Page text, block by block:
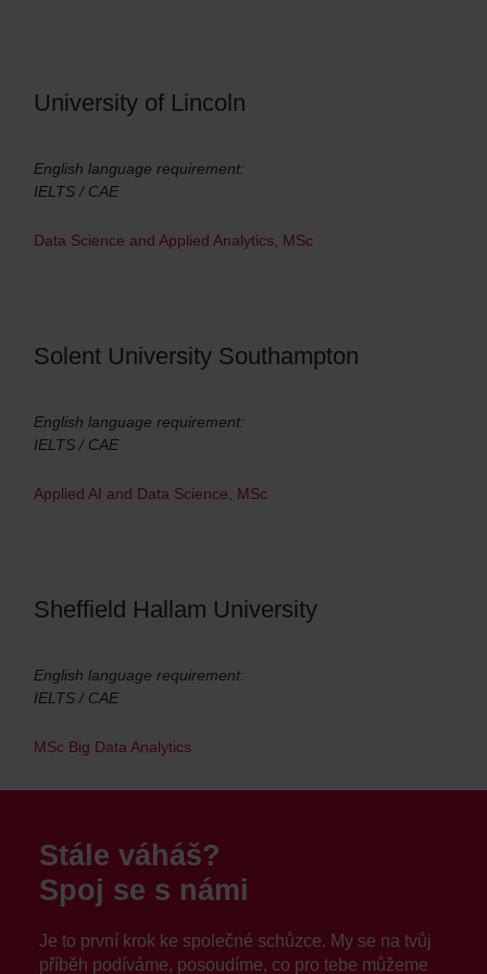
University of Lincoln
English language requirement:
IELTS / CAE
Data Science and Applied Analytics, MSc
Solent University Southampton
English language requirement:
IELTS / CAE
Applied AI and Data Science, MSc
Sheffield Hallam University
English language requirement:
IELTS / CAE
MSc Big Data Analytics
Stále váháš?
Spoj se s námi
Je to první krok ke společné schůzce. My se na tvůj
příběh podíváme, posoudíme, co pro tebe můžeme